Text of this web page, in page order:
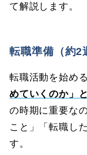
て解説します。
転職準備（約2
転職活動を始め
めていくのか」
の時期に重要な
こと」「転職し
す。